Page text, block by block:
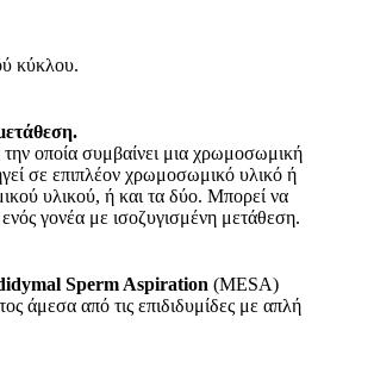
κύκλου.
οποία συμβαίνει μια χρωμοσωμική
σε επιπλέον χρωμοσωμικό υλικό ή
υλικού, ή και τα δύο. Μπορεί να
γονέα με ισοζυγισμένη μετάθεση.
Sperm Aspiration (MESA)
άμεσα από τις επιδιδυμίδες με απλή